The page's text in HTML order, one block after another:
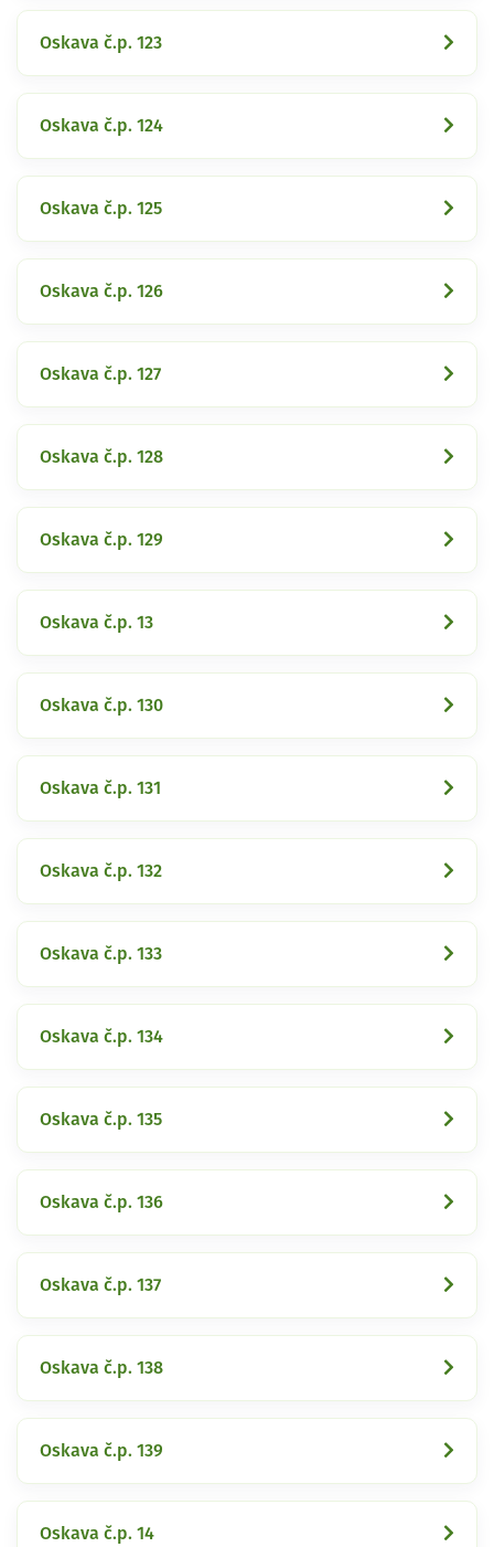
Oskava č.p. 123
Oskava č.p. 124
Oskava č.p. 125
Oskava č.p. 126
Oskava č.p. 127
Oskava č.p. 128
Oskava č.p. 129
Oskava č.p. 13
Oskava č.p. 130
Oskava č.p. 131
Oskava č.p. 132
Oskava č.p. 133
Oskava č.p. 134
Oskava č.p. 135
Oskava č.p. 136
Oskava č.p. 137
Oskava č.p. 138
Oskava č.p. 139
Oskava č.p. 14